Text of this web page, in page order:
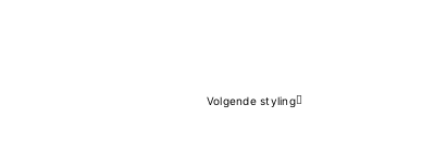
Volgende
Volgende styling